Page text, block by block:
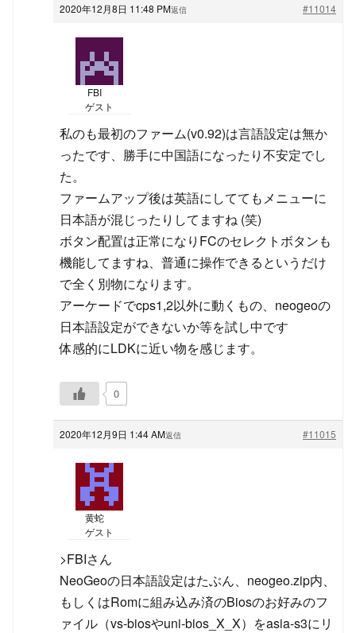
2020年12月8日 11:48 PM #11014
返信
FBI
ゲスト
私のも最初のファーム(v0.92)は言語設定は無か
ったです、勝手に中国語になったり不安定でし
た。
ファームアップ後は英語にしててもメニューに
日本語が混じったりしてますね (笑)
ボタン配置は正常になりFCのセレクトボタンも
機能してますね、普通に操作できるというだけ
で全く別物になります。
アーケードでcps1,2以外に動くもの、neogeoの
日本語設定ができないか等を試し中です
体感的にLDKに近い物を感じます。
0
2020年12月9日 1:44 AM #11015
返信
黄蛇
ゲスト
>FBIさん
NeoGeoの日本語設定はたぶん、neogeo.zip内、
もしくはRomに組み込み済のBiosのお好みのフ
ァイル（vs-biosやuni-bios_X_X）をasia-s3にリ